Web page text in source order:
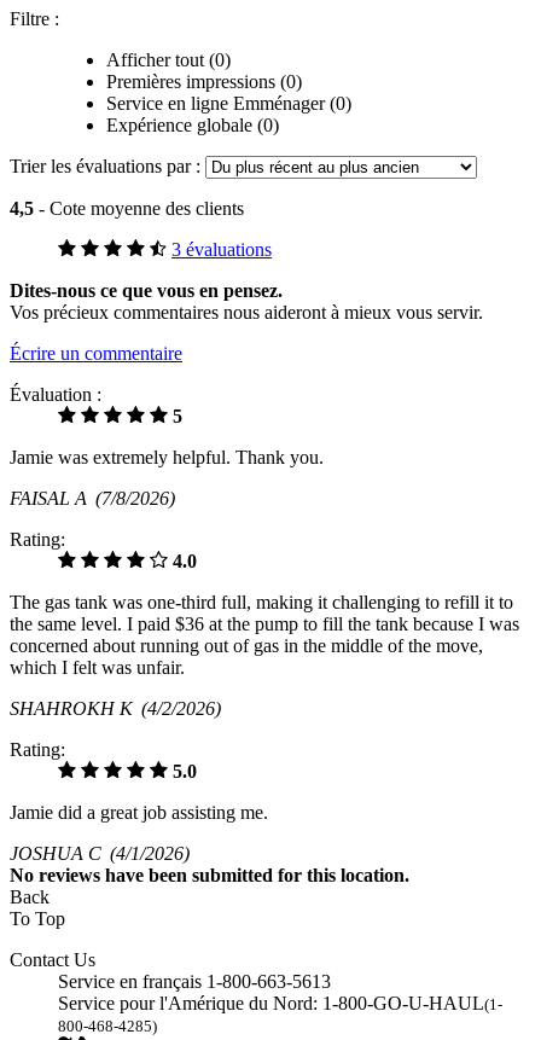
Filtre :
Afficher tout (0)
Premières impressions (0)
Service en ligne Emménager (0)
Expérience globale (0)
Trier les évaluations par :
4,5 - Cote moyenne des clients
3 évaluations
Dites-nous ce que vous en pensez.
Vos précieux commentaires nous aideront à mieux vous servir.
Écrire un commentaire
Évaluation :
5
Jamie was extremely helpful. Thank you.
FAISAL A (7/8/2026)
Rating:
4.0
The gas tank was one-third full, making it challenging to refill it to
the same level. I paid $36 at the pump to fill the tank because I was
concerned about running out of gas in the middle of the move,
which I felt was unfair.
SHAHROKH K (4/2/2026)
Rating:
5.0
Jamie did a great job assisting me.
JOSHUA C (4/1/2026)
No reviews have been submitted for this location.
Back
To Top
Contact Us
Service en français 1-800-663-5613
Service pour l'Amérique du Nord: 1-800-GO-U-HAUL(1-
800-468-4285)